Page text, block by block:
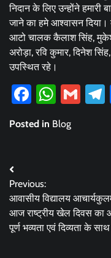
निदान के लिए उन्होंने
जाने का हमे आश्वासन
आटो चालक कैलाश सिंह, मुकेश
अरोड़ा, रवि कुमार, दिनेश
उपस्थित रहे।
Facebook
Posted in Blog
Post
navigation
Previous:
आवासीय विद्यालय
आज राष्ट्रीय खेल दिवस का
पूर्ण भव्यता एवं दिव्यता के